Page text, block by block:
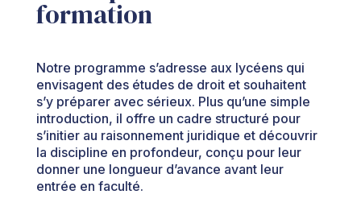
formation
Notre programme s’adresse aux lycéens qui
envisagent des études de droit et souhaitent
s’y préparer avec sérieux. Plus qu’une simple
introduction, il offre un cadre structuré pour
s’initier au raisonnement juridique et découvrir
la discipline en profondeur, conçu pour leur
donner une longueur d’avance avant leur
entrée en faculté.